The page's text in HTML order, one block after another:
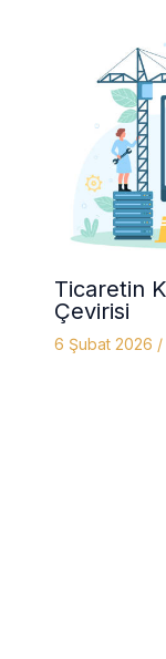
Ticaretin
Çevirisi
6 Şubat 2026 /